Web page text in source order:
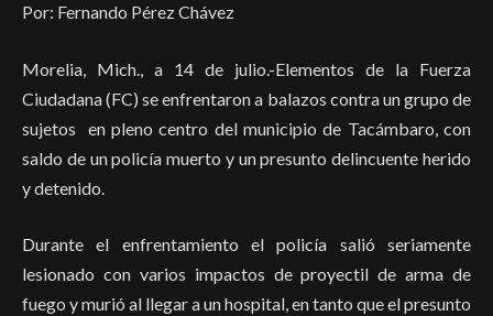
Por: Fernando Pérez Chávez
Morelia, Mich., a 14 de julio.-Elementos de la Fuerza
Ciudadana (FC) se enfrentaron a balazos contra un grupo de
sujetos en pleno centro del municipio de Tacámbaro, con
saldo de un policía muerto y un presunto delincuente herido
y detenido.
Durante el enfrentamiento el policía salió seriamente
lesionado con varios impactos de proyectil de arma de
fuego y murió al llegar a un hospital, en tanto que el presunto